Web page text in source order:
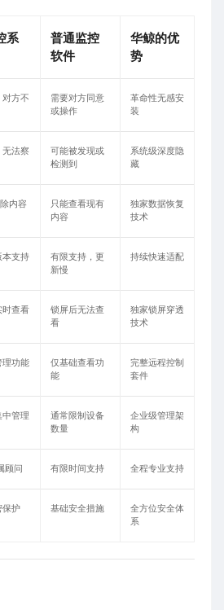
系
普通监控
软件
华鲸的优
势
方不
需要对方同意
或操作
革命性无感安
装
无法察
可能被发现或
检测到
系统级深度隐
藏
内容
只能查看现有
内容
独家数据恢复
技术
本支持
有限支持，更
新慢
持续快速适配
时查看
锁屏后无法查
看
独家锁屏穿透
技术
理功能
仅基础查看功
能
完整远程控制
套件
管理
通常限制设备
数量
企业级管理架
构
顾问 有限时间支持 全程专业支持
保护 基础安全措施
全方位安全体
系